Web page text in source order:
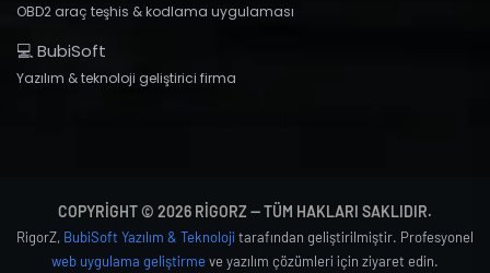
OBD2 araç teşhis & kodlama uygulaması
💻 BubiSoft
Yazılım & teknoloji geliştirici firma
COPYRIGHT © 2026 RIGORZ — TÜM HAKLARI SAKLIDIR.
RigorZ, BubiSoft Yazılım & Teknoloji tarafından geliştirilmiştir. Profesyonel
web uygulama geliştirmeve yazılım çözümleri için ziyaret edin.